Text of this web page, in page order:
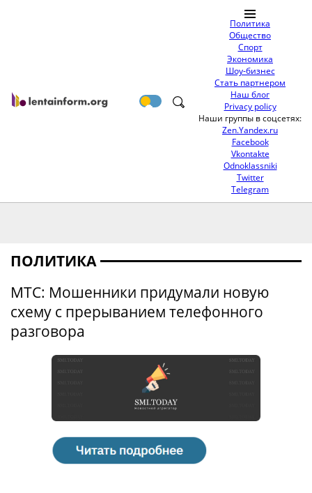
Политика
Общество
Спорт
Экономика
Шоу-бизнес
Стать партнером
Наш блог
Privacy policy
Наши группы в соцсетях:
Zen.Yandex.ru
Facebook
Vkontakte
Odnoklassniki
Twitter
Telegram
ПОЛИТИКА
МТС: Мошенники придумали новую
схему с прерыванием телефонного
разговора